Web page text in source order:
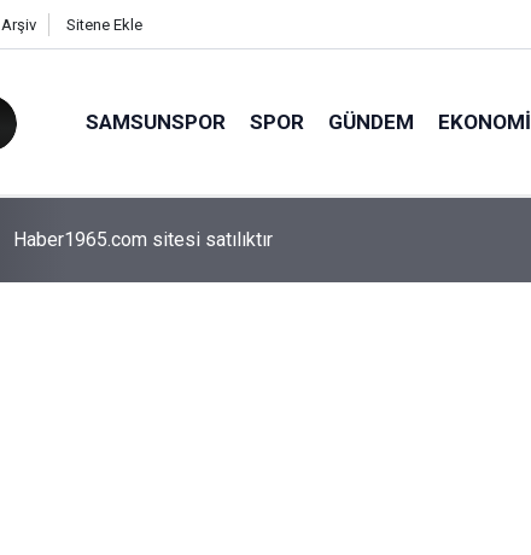
Arşiv Sitene Ekle
SAMSUNSPOR SPOR GÜNDEM EKONOMI
Milyonlarca emekliyi ilgilendiriyor: Zamlı maaşlar hesaplarda